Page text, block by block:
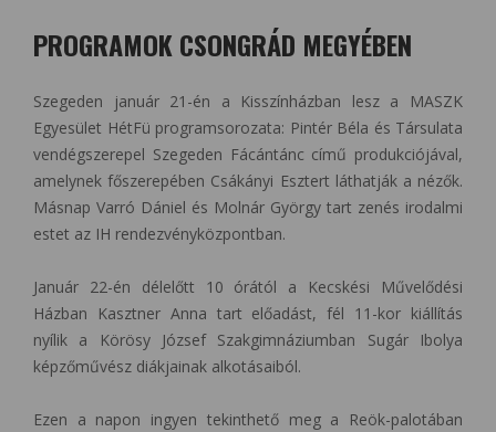
PROGRAMOK CSONGRÁD MEGYÉBEN
Szegeden január 21-én a Kisszínházban lesz a MASZK
Egyesület HétFü programsorozata: Pintér Béla és Társulata
vendégszerepel Szegeden Fácántánc című produkciójával,
amelynek főszerepében Csákányi Esztert láthatják a nézők.
Másnap Varró Dániel és Molnár György tart zenés irodalmi
estet az IH rendezvényközpontban.
Január 22-én délelőtt 10 órától a Kecskési Művelődési
Házban Kasztner Anna tart előadást, fél 11-kor kiállítás
nyílik a Körösy József Szakgimnáziumban Sugár Ibolya
képzőművész diákjainak alkotásaiból.
Ezen a napon ingyen tekinthető meg a Reök-palotában